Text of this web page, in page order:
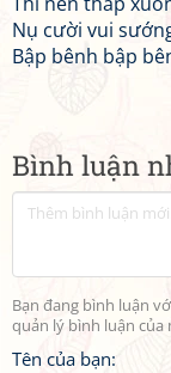
Bình luận
Bạn đang bình luận
quản lý bình luận của
Tên của bạn:
Nụ cười vui
Bập bênh bập